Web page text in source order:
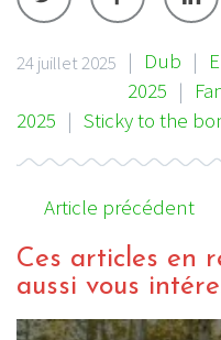
24 juillet 2025 | Dub |
2025 |
2025 | Sticky to the
Article précédent
Ces articles en
aussi vous